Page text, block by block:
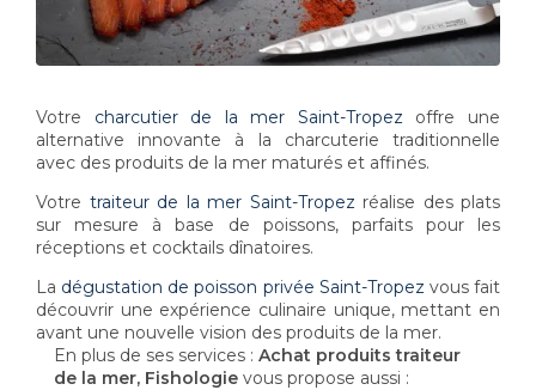
Votre charcutier de la mer Saint-Tropez offre une
alternative innovante à la charcuterie traditionnelle
avec des produits de la mer maturés et affinés.
Votre traiteur de la mer Saint-Tropez réalise des plats
sur mesure à base de poissons, parfaits pour les
réceptions et cocktails dînatoires.
La dégustation de poisson privée Saint-Tropez vous fait
découvrir une expérience culinaire unique, mettant en
avant une nouvelle vision des produits de la mer.
En plus de ses services : Achat produits traiteur
de la mer, Fishologie vous propose aussi :